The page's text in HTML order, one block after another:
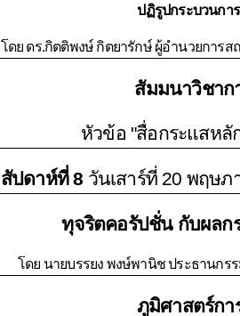
ปฏิรูปกระบวนกา
โดย ดร.กิตติพงษ์ กิตยารักษ์ ผู้อำนวยการส
สัมมนาวิชาก
หัวข้อ "สื่อกระแสหลั
สัปดาห์ที่ 8 วันเสาร์ที่ 20 พฤ
ทุจริตคอรัปชั่น กับผลก
โดย นายบรรยง พงษ์พานิช ประธานกร
ภูมิศาสตร์กา